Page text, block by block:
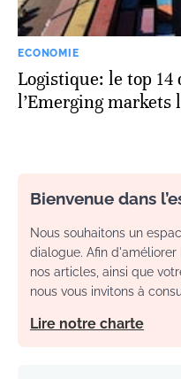
ECONOMIE
Logistique: le top 14
l’Emerging markets
Bienvenue dans
Nous souhaitons un
dialogue. Afin
nos articles, ainsi que
nous vous invitons à
Lire notre charte